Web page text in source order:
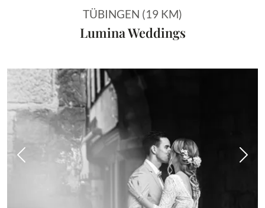
TÜBINGEN (19 KM)
Lumina Weddings
Vorheriges Bild